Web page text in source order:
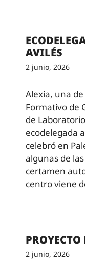
AVILÉS
2 junio, 2026
Alexia, una
Formativo de
de
ecodelegada
celebró en
algunas de
certamen
centro viene
PROYECTO
2 junio, 2026